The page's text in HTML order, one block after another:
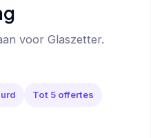
voor Glaszetter.
Tot 5 offertes